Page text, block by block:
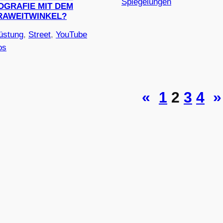
MIT DEM
, Street, YouTube
« 1 2 3 4 »